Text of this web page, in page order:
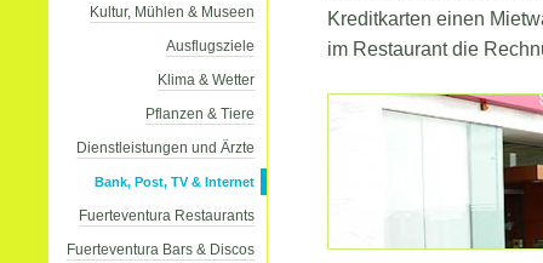
Kultur, Mühlen & Museen
Ausflugsziele
Klima & Wetter
Pflanzen & Tiere
Dienstleistungen und Ärzte
Bank, Post, TV & Internet
Fuerteventura Restaurants
Fuerteventura Bars & Discos
Kreditkarten einen
im Restaurant die